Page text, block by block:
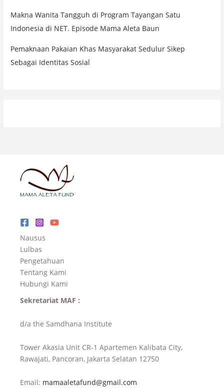
Makna Wanita Tangguh di Program Tayangan Satu
Indonesia di NET. Episode Mama Aleta Baun
Pemaknaan Pakaian Khas Masyarakat Sedulur Sikep
Sebagai Identitas Sosial
Nausus
Lulbas
Pengetahuan
Tentang Kami
Hubungi Kami
Sekretariat MAF :
d/a the Samdhana Institute
Tower Akasia Unit CR-1 Apartemen Kalibata City,
Rawajati, Pancoran, Jakarta Selatan 12750
Email: mamaaletafund@gmail.com